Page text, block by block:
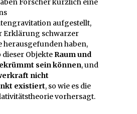
Forscher kürzlich eine
aufgestellt,
Erklärung schwarzer
herausgefunden haben,
Objekte Raum und
sein können, und
nicht
existiert, so wie es die
vorhersagt.